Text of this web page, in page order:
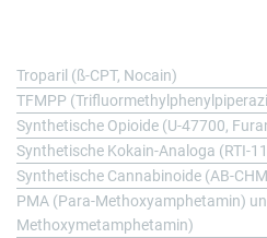
Troparil (ß-CPT, Nocain)
TFMPP
Synthetische Opioide (U-47700,
Synthetische Kokain-Analoga (RTI-
Synthetische Cannabinoide (AB-
PMA (Para-Methoxyamphetamin)
Methoxymetamphetamin)